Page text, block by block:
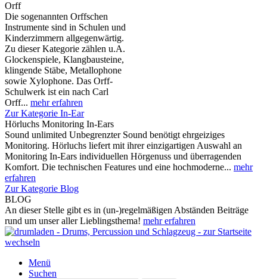
Orff
Die sogenannten Orffschen
Instrumente sind in Schulen und
Kinderzimmern allgegenwärtig.
Zu dieser Kategorie zählen u.A.
Glockenspiele, Klangbausteine,
klingende Stäbe, Metallophone
sowie Xylophone. Das Orff-
Schulwerk ist ein nach Carl
Orff... mehr erfahren
Zur Kategorie In-Ear
Hörluchs Monitoring In-Ears
Sound unlimited Unbegrenzter Sound benötigt ehrgeiziges
Monitoring. Hörluchs liefert mit ihrer einzigartigen Auswahl an
Monitoring In-Ears individuellen Hörgenuss und überragenden
Komfort. Die technischen Features und eine hochmoderne... mehr
erfahren
Zur Kategorie Blog
BLOG
An dieser Stelle gibt es in (un-)regelmäßigen Abständen Beiträge
rund um unser aller Lieblingsthema! mehr erfahren
Menü
Suchen